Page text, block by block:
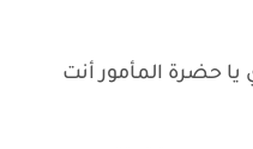
حضرة المأمور أنت